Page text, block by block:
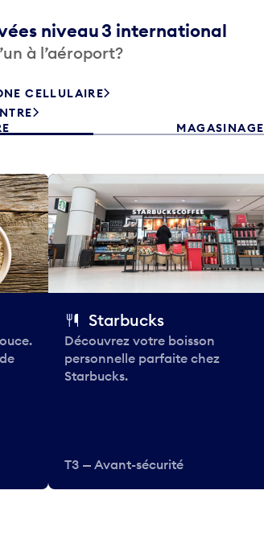
niveau 3 international
à l’aéroport?
CELLULAIRE
MAGASINAGE
Starbucks
Découvrez votre boisson
personnelle parfaite chez
Starbucks.
T3 — Avant-sécurité